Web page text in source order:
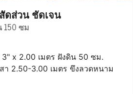
ดส่วน ชัดเจน
150 ซม
3" x 2.00 เมตร ฝังดิน 50 ซม.
สา 2.50-3.00 เมตร ขึงลวดหนาม